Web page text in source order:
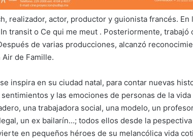
realizador, actor, productor y guionista francés. En
transit o Ce qui me meut . Posteriormente, trabajó
de varias producciones, alcanzó
de Famille.
inspira en su ciudad natal, para contar nuevas
y las emociones de personas de la
una trabajadora social, una modelo, un
un ex bailarín…; todos ellos desde la
en pequeños héroes de su melancólica vida